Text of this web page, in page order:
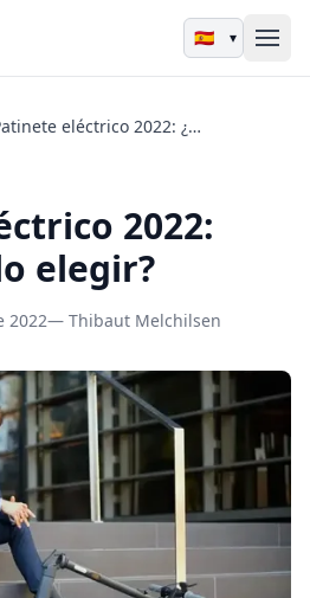
▾
Patinete eléctrico 2022: ¿qué modelo elegir?
2022:
elegir?
2022— Thibaut Melchilsen